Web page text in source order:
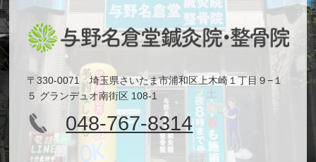
〒330-0071 埼玉県さいたま市浦和区上木崎１丁目９−１
５ グランデュオ南街区 108-1
048-767-8314